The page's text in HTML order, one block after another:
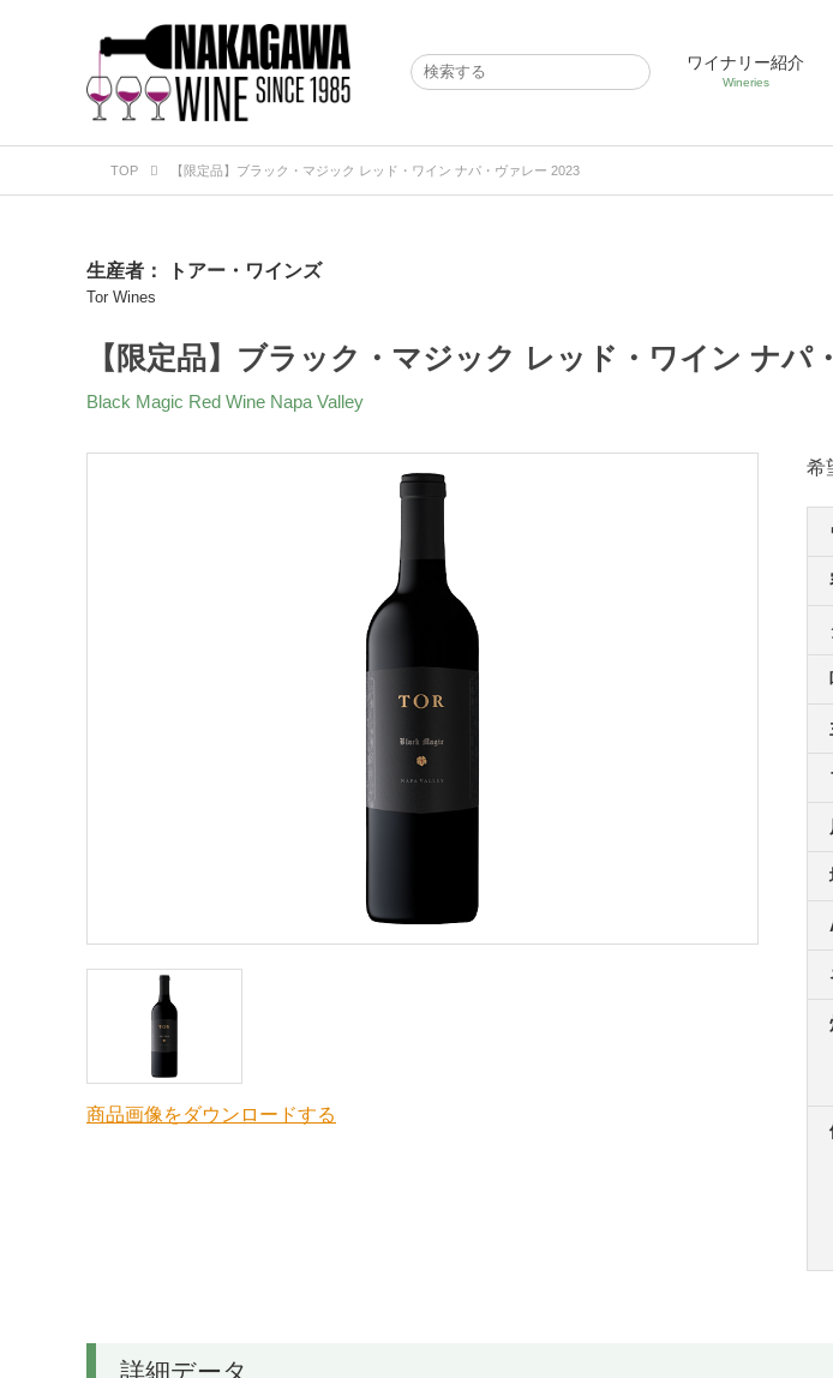
ワイナリー紹介
Wineries
TOP 【限定品】ブラック・マジック レッド・ワイン ナパ・ヴァレー 2023
生産者： トアー・ワインズ
Tor Wines
【限定品】ブラック・マジック レッド・ワイン ナパ
Black Magic Red Wine Napa Valley
商品画像をダウンロードする
希
詳細データ